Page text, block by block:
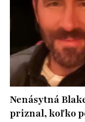
Nenásytná
priznal, koľko